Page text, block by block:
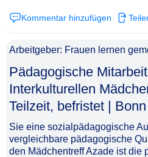
Kommentar hinzufügen
Arbeitgeber: Frauen lernen
Pädagogische
Interkulturellen
Teilzeit, befristet | Bonn​‌‌‌‌​‌​‌‌​‌‌‌‌‌​​​
Sie eine sozialpädagogische
vergleichbare pädagogische
den Mädchentreff Azade ist die